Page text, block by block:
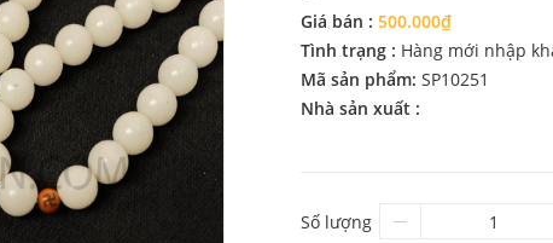
Giá bán : 500.000₫
Tình trạng : Hàng mới nhập
Mã sản phẩm: SP10251
Nhà sản xuất :
Số lượng